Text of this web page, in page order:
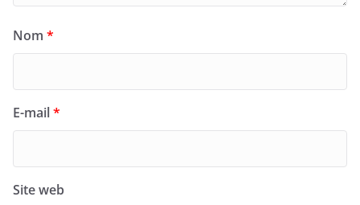
Nom *
E-mail*
Site web